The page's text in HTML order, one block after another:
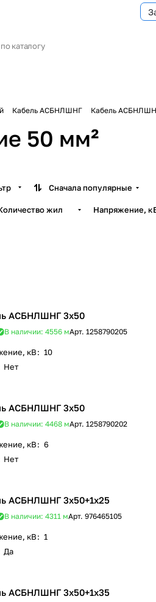
Кабель АСБНЛШНГ Кабель
50 мм²
Сначала популярные
жил Напряжение,
АСБНЛШНГ 3х50
В наличии: 4556 мАрт. 1258790205
кВ: 10
Нет
АСБНЛШНГ 3х50
В наличии: 4468 мАрт. 1258790202
кВ: 6
Нет
АСБНЛШНГ 3х50+1х25
В наличии: 4311 мАрт. 976465105
кВ: 1
Да
АСБНЛШНГ 3х50+1х35